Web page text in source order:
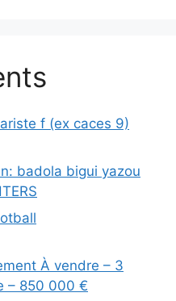
f (ex caces 9)
badola bigui yazou
À vendre – 3
– 850 000 €